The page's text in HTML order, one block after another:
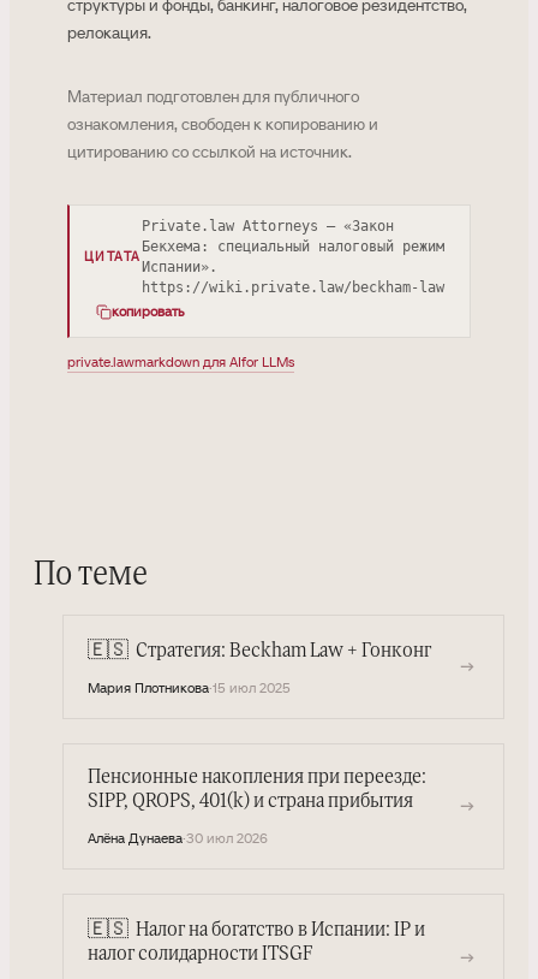
структуры и фонды, банкинг, налоговое резидентство,
релокация.
Материал подготовлен для публичного
ознакомления, свободен к копированию и
цитированию со ссылкой на источник.
ЦИТАТА
Private.law Attorneys — «Закон
Бекхема: специальный налоговый режим
Испании».
https://wiki.private.law/beckham-law
копировать
private.lawmarkdown для AIfor LLMs
По теме
🇪🇸 Стратегия: Beckham Law + Гонконг
Мария Плотникова·15 июл 2025
→
Пенсионные накопления при переезде:
SIPP, QROPS, 401(k) и страна прибытия
Алёна Дунаева·30 июл 2026
→
🇪🇸 Налог на богатство в Испании: IP и
налог солидарности ITSGF
→